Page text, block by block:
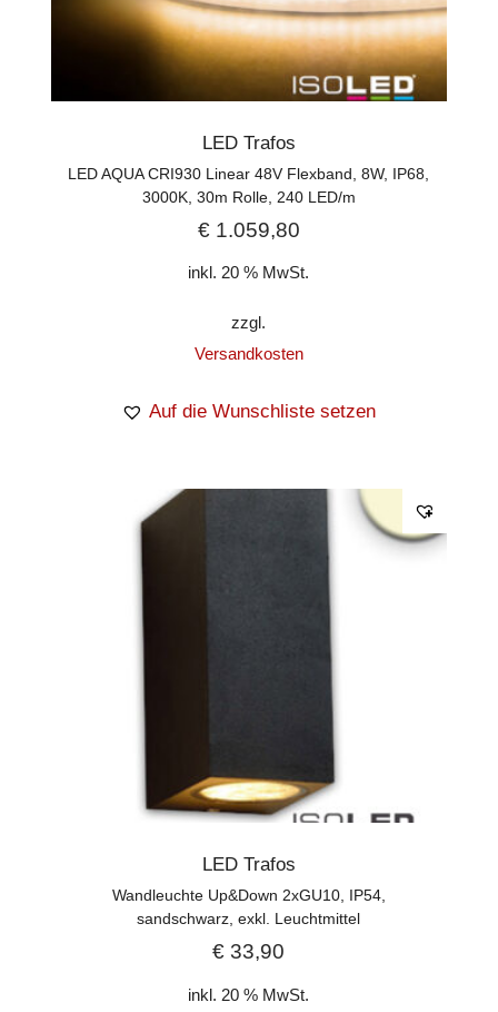
LED Trafos
LED AQUA CRI930 Linear 48V Flexband, 8W, IP68,
3000K, 30m Rolle, 240 LED/m
€1.059,80
inkl. 20 % MwSt.
zzgl.
Versandkosten
Auf die Wunschliste setzen
LED Trafos
Wandleuchte Up&Down 2xGU10, IP54,
sandschwarz, exkl. Leuchtmittel
€ 33,90
inkl. 20 % MwSt.